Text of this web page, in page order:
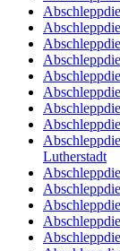
Lutherstadt